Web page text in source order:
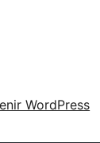
WordPress